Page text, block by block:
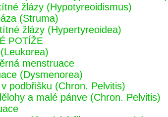
žlázy (Hypotyreoidismus)
(Struma)
žlázy (Hypertyreoidea)
POTÍŽE
menstruace
(Dysmenorea)
podbřišku (Chron. Pelvitis)
a malé pánve (Chron. Pelvitis)